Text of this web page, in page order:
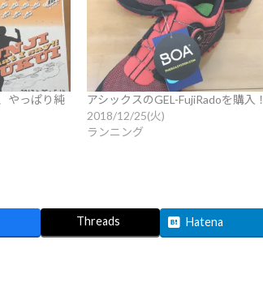
やっぱり純
アシックスのGEL-FujiRadoを購入！
2018/12/25(火)
ランニング
Threads Hatena